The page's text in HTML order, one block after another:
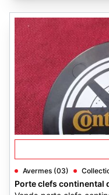
Avermes (03)
Porte clefs continental